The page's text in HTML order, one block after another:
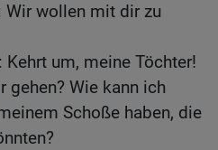
Wir wollen mit dir zu
um, meine Töchter!
Wie kann ich
Schoße haben, die